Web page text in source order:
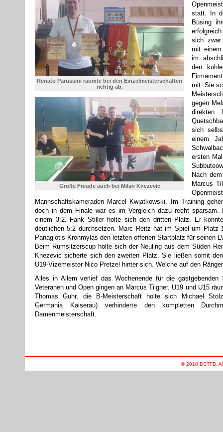
Renato Parussini räumte bei den Einzelmeisterschaften
richtig ab.
Große Freude auch bei Milan Knezevic
statt. In
Büsing
sich zwar
mit
im
den
mit. Sie
gegen
direkten
sich
einem
ersten
Nach
Marcus
Mannschaftskameraden Marcel Kwiatkowski. Im Training
doch in dem Finale war es im Vergleich dazu recht sparsam.
einem 3:2. Fank Stiller holte sich den dritten Platz. Er
deutlichen 5:2 durchsetzen. Marc Reitz hat im Spiel um Platz
Panagiotis Kronmylas den letzten offenen Startplatz für seinen
Beim Rumsitzerscup holte sich der Neuling aus dem Süden
Knezevic sicherte sich den zweiten Platz. Sie ließen somit
U19-Vizemeister Nico Pretzel hinter sich. Welche auf den
Alles in Allem verlief das Wochenende für die gastgebenden
Veteranen und Open gingen an Marcus Tilgner. U19 und U15
Thomas Guhr, die B-Meisterschaft holte sich Michael
Germania Kaiserau) verhinderte den kompletten
Damenmeisterschaft.
© 2018 DSTFB.